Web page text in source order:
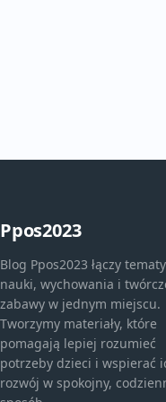
Ppos2023
Blog Ppos2023 łączy
nauki, wychowania i
zabawy w jednym miejscu.
Tworzymy materiały, które
pomagają lepiej rozumieć
potrzeby dzieci i wspierać
rozwój w spokojny,